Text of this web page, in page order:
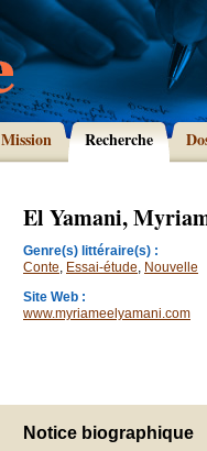
Mission Recherche
El Yamani,
Genre(s) littéraire(s) :
Conte, Essai-étude, Nouvelle
Site Web :
www.myriameelyamani.com
Notice biographique